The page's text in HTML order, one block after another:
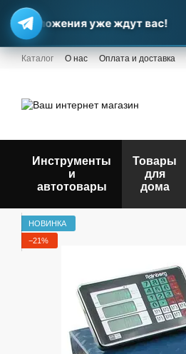
уже ждут вас!
Перейти к основному контенту
Каталог О нас Оплата и доставка
Инструменты
и
автотовары
Товары
для
дома
НОВИНКА
−21%